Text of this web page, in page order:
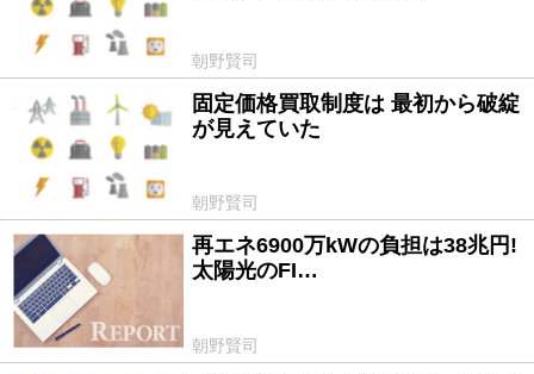
朝野賢司
2014/10/21
固定価格買取制度は 最初から破綻
が見えていた
朝野賢司
2014/06/21
再エネ6900万kWの負担は38兆円!
太陽光のFI…
朝野賢司